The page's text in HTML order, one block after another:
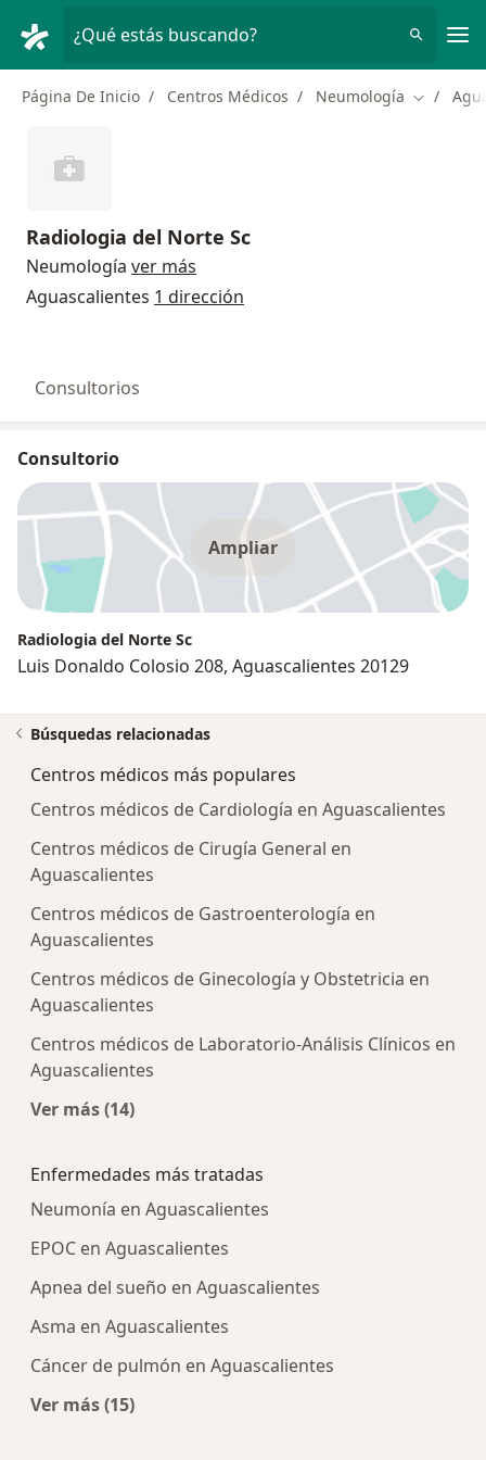
¿Qué estás buscando?
Página De Inicio Centros Médicos Neumología Cambiar
Radiologia del Norte Sc
Neumología ver más
Aguascalientes 1 dirección
Consultorios
Consultorio
Ampliar
Radiologia del Norte Sc
Luis Donaldo Colosio 208, Aguascalientes 20129
Búsquedas relacionadas
Centros médicos más populares
Centros médicos de Cardiología en Aguascalientes
Centros médicos de Cirugía General en
Aguascalientes
Centros médicos de Gastroenterología en
Aguascalientes
Centros médicos de Ginecología y Obstetricia en
Aguascalientes
Centros médicos de Laboratorio-Análisis Clínicos en
Aguascalientes
Ver más (14)
Enfermedades más tratadas
Neumonía en Aguascalientes
EPOC en Aguascalientes
Apnea del sueño en Aguascalientes
Asma en Aguascalientes
Cáncer de pulmón en Aguascalientes
Ver más (15)